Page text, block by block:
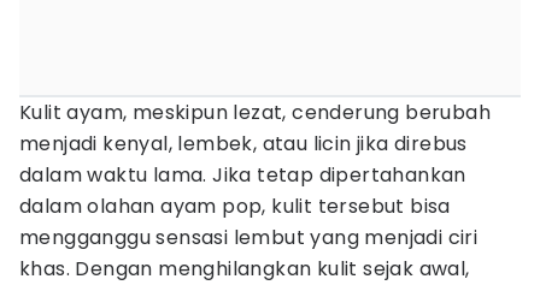
Kulit ayam, meskipun lezat, cenderung berubah
menjadi kenyal, lembek, atau licin jika direbus
dalam waktu lama. Jika tetap dipertahankan
dalam olahan ayam pop, kulit tersebut bisa
mengganggu sensasi lembut yang menjadi ciri
khas. Dengan menghilangkan kulit sejak awal,